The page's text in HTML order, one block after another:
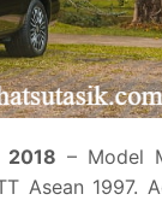
2018 – Model
Asean 1997.